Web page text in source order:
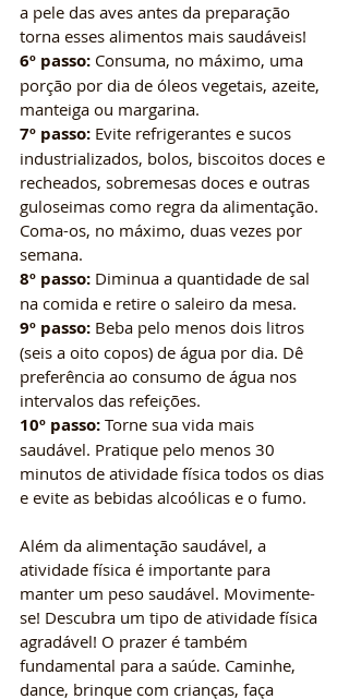
a pele das aves antes da preparação
torna esses alimentos mais saudáveis!
6º passo: Consuma, no máximo, uma
porção por dia de óleos vegetais, azeite,
manteiga ou margarina.
7º passo: Evite refrigerantes e sucos
industrializados, bolos, biscoitos doces e
recheados, sobremesas doces e outras
guloseimas como regra da alimentação.
Coma-os, no máximo, duas vezes por
semana.
8º passo: Diminua a quantidade de sal
na comida e retire o saleiro da mesa.
9º passo: Beba pelo menos dois litros
(seis a oito copos) de água por dia. Dê
preferência ao consumo de água nos
intervalos das refeições.
10º passo: Torne sua vida mais
saudável. Pratique pelo menos 30
minutos de atividade física todos os dias
e evite as bebidas alcoólicas e o fumo.
Além da alimentação saudável, a
atividade física é importante para
manter um peso saudável. Movimente-
se! Descubra um tipo de atividade física
agradável! O prazer é também
fundamental para a saúde. Caminhe,
dance, brinque com crianças, faça